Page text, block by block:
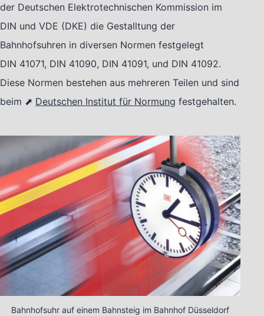
der Deutschen Elektrotechnischen Kommission im
DIN und VDE (DKE) die Gestalltung der
Bahnhofsuhren in diversen Normen festgelegt
DIN 41071, DIN 41090, DIN 41091, und DIN 41092.
Diese Normen bestehen aus mehreren Teilen und sind
beim ⬈ Deutschen Institut für Normung festgehalten.
Bahnhofsuhr auf einem Bahnsteig im Bahnhof Düsseldorf